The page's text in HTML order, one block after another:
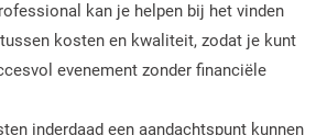
kan je helpen bij het vinden
kosten en kwaliteit, zodat je kunt
evenement zonder financiële
inderdaad een aandachtspunt kunnen